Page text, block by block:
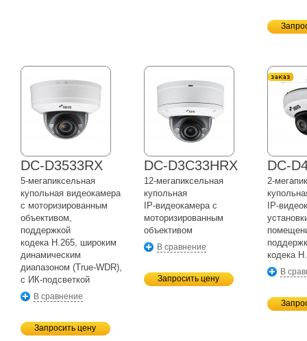
DC-D3533RX
5-мегапиксельная
купольная видеокамера
с моторизированным
объективом,
поддержкой
кодека H.265, широким
динамическим
диапазоном (True-WDR),
с ИК-подсветкой
В сравнение
Запросить цену
DC-D3C33HRX
12-мегапиксельная
купольная
IP-видеокамерас
моторизированным
объективом
В сравнение
Запросить цену
DC-
2-
IP-
кодека
В